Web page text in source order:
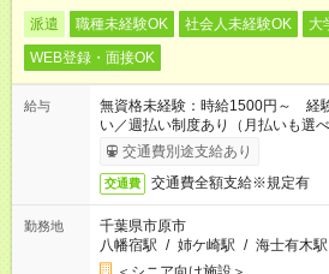
派遣 職種未経験OK 社会人未経験OK 大
WEB登録・面接OK
給与
無資格未経験：時給1500円～
い／週払い制度あり（月払いも選
完了次第のお支払いとなります。
交通費別途支給あり
交通費 交通費全額支給※規定有
勤務地
千葉県市原市
八幡宿駅 / 姉ケ崎駅 / 海士有木駅